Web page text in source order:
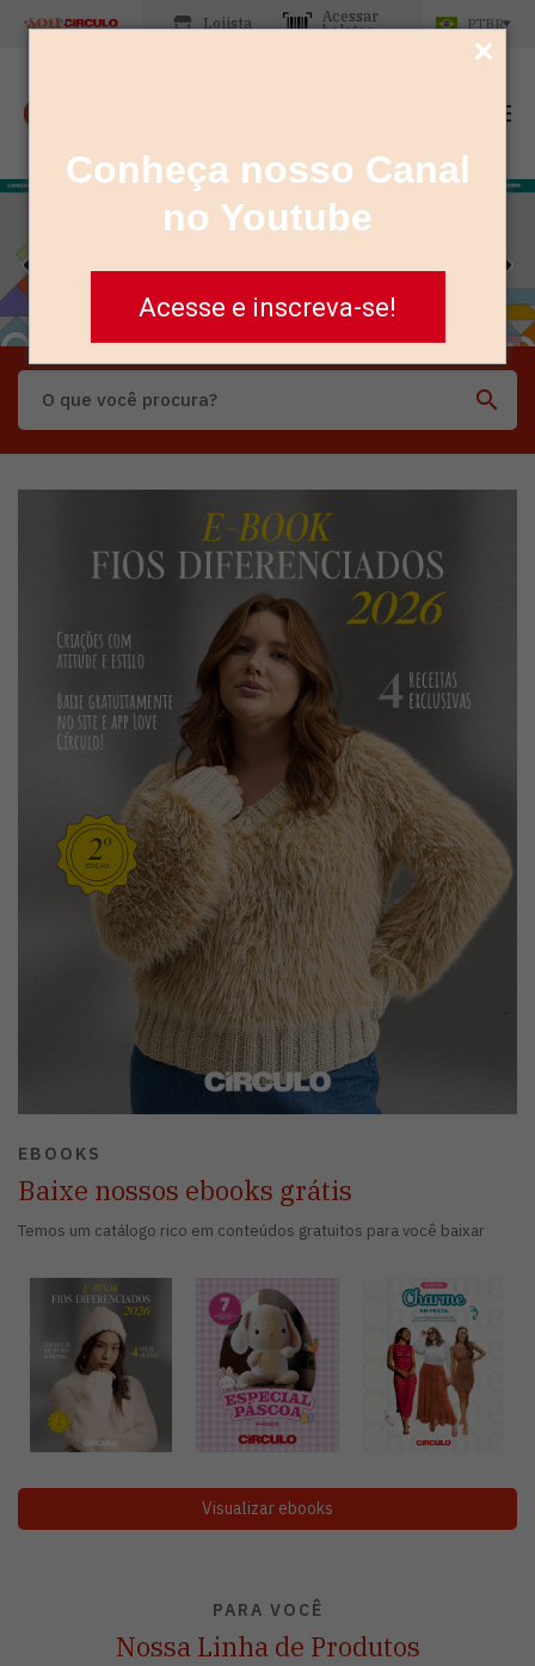
Conheça nosso Canal
no Youtube
Acesse e inscreva-se!
Lojista
Acessar
boletos
PTBR
EBOOKS
Baixe nossos ebooks grátis
Temos um catálogo rico em conteúdos gratuitos para você baixar
Visualizar ebooks
PARA VOCÊ
Nossa Linha de Produtos